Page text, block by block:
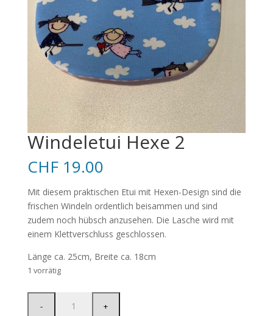
Windeletui Hexe 2
CHF19.00
Mit diesem praktischen Etui mit Hexen-Design sind die
frischen Windeln ordentlich beisammen und sind
zudem noch hübsch anzusehen. Die Lasche wird mit
einem Klettverschluss geschlossen.
Länge ca. 25cm, Breite ca. 18cm
1 vorrätig